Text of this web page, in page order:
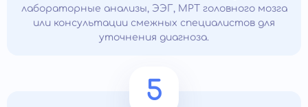
лабораторные анализы, ЭЭГ, МРТ головного мозга
или консультации смежных специалистов для
уточнения диагноза.
5